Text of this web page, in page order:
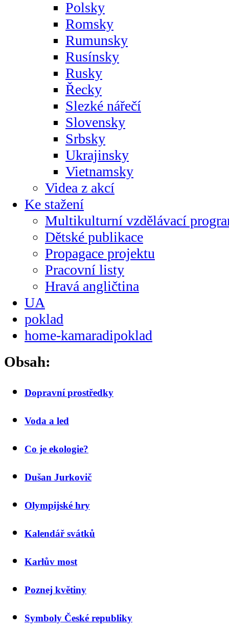
Polsky
Romsky
Rumunsky
Rusínsky
Rusky
Řecky
Slezké nářečí
Slovensky
Srbsky
Ukrajinsky
Vietnamsky
Videa z akcí
Ke stažení
Multikulturní vzdělávací
Dětské publikace
Propagace projektu
Pracovní listy
Hravá angličtina
UA
poklad
home-kamaradipoklad
Obsah:
Dopravní prostředky
Voda a led
Co je ekologie?
Dušan Jurkovič
Olympijské hry
Kalendář svátků
Karlův most
Poznej květiny
Symboly České republiky